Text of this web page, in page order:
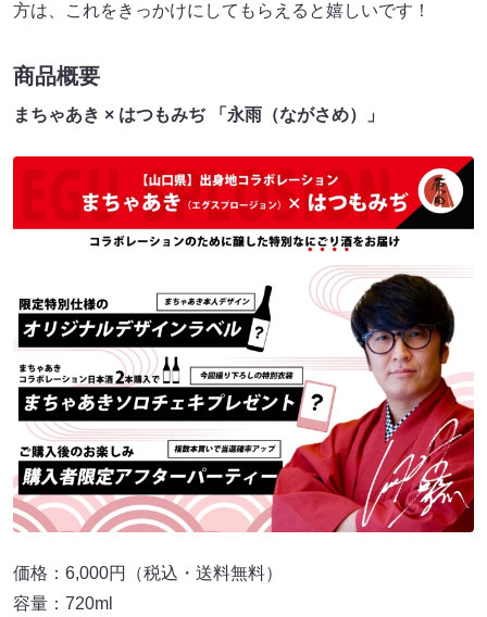
方は、これをきっかけにしてもらえると嬉しいです！
商品概要
まちゃあき × はつもみぢ 「永雨（ながさめ）」
価格：6,000円（税込・送料無料）
容量：720ml